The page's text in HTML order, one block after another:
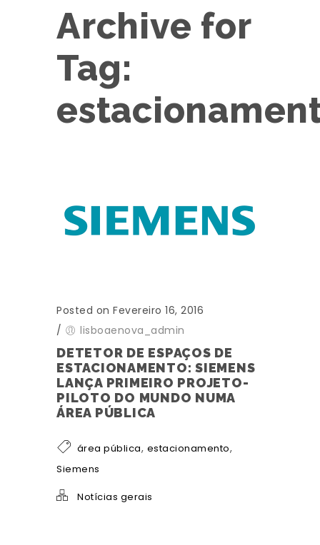
Archive for
Tag:
Posted on Fevereiro 16, 2016
/
lisboaenova_admin
DETETOR DE ESPAÇOS DE
ESTACIONAMENTO: SIEMENS
LANÇA PRIMEIRO PROJETO-
PILOTO DO MUNDO NUMA
ÁREA PÚBLICA
área pública, estacionamento,
Siemens
Notícias gerais